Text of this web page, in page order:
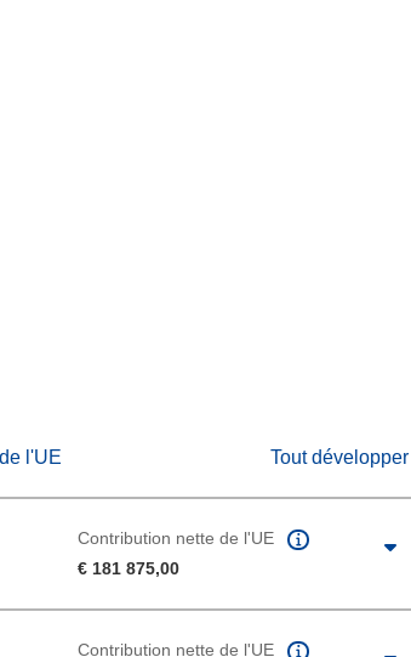
fenêtre)
l'UE Tout développer
Contribution nette de l'UE
€ 181 875,00
Contribution nette de l'UE